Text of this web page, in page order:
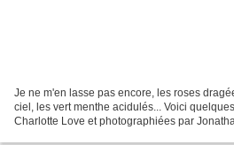
Je ne m'en lasse pas encore, les roses
ciel, les vert menthe acidulés... Voici
Charlotte Love et photographiées par